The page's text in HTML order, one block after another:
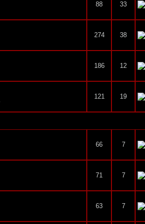
88 33
274 38
186 12
121 19
66 7
71 7
63 7